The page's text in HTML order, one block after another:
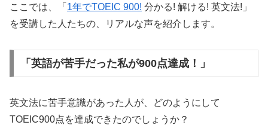
ここでは、「 1年でTOEIC 900! 分かる! 解ける! 英文法!」
を受講した人たちの、リアルな声を紹介します。
「英語が苦手だった私が900点達成！」
英文法に苦手意識があった人が、どのようにして
TOEIC900点を達成できたのでしょうか？